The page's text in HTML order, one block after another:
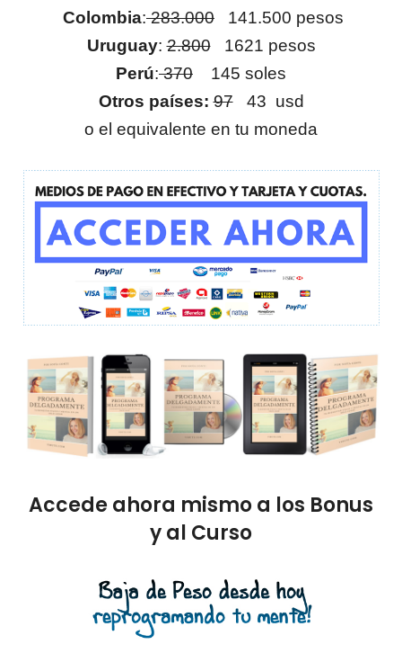
Colombia:283.000 141.500 pesos
Uruguay:2.8001621 pesos
Perú:370 145 soles
Otros países: 9743 usd
o el equivalente en tu moneda
Accede ahora mismo a los Bonus
y al Curso